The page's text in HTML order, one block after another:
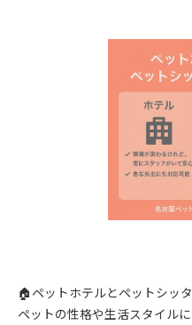
🏠ペットホテルとペットシッ
ペットの性格や生活スタイルに